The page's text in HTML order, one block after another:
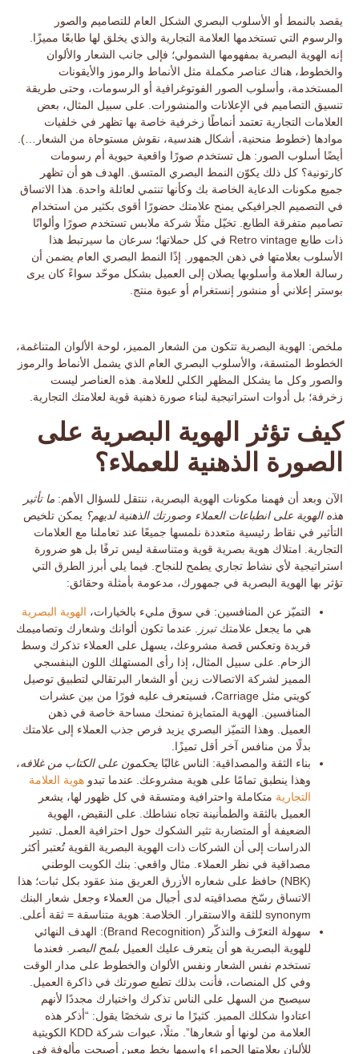
يقصد بالنمط أو الأسلوب البصري الشكل العام للتصاميم والصور
والرسوم التي تستخدمها العلامة التجارية والذي يخلق لها طابعًا مميزًا.
إنه الهوية البصرية بمفهومها الشمولي؛ فإلى جانب الشعار والألوان
والخطوط، هناك عناصر مكملة مثل الأنماط والرموز والأيقونات
المستخدمة، وأسلوب الصور الفوتوغرافية أو الرسومات، وحتى طريقة
تنسيق التصاميم في الإعلانات والمنشورات. على سبيل المثال، بعض
العلامات التجارية تعتمد أنماطًا زخرفية خاصة بها تظهر في خلفيات
موادها (خطوط منحنية، أشكال هندسية، نقوش مستوحاة من الشعار…).
أيضًا أسلوب الصور: هل تستخدم صورًا واقعية حيوية أم رسومات
كارتونية؟ كل ذلك يكوّن النمط البصري المتسق. الهدف هو أن تظهر
جميع مكونات الدعاية الخاصة بك وكأنها تنتمي لعائلة واحدة. هذا الاتساق
في التصميم الجرافيكي يمنح علامتك حضورًا أقوى بكثير من استخدام
تصاميم متفرقة الطابع. تخيّل مثلًا شركة ملابس تستخدم صورًا وألوانًا
ذات طابع Retro vintage في كل حملاتها؛ سرعان ما سيرتبط هذا
الأسلوب بعلامتها في ذهن الجمهور. إذًا النمط البصري العام يضمن أن
رسالة العلامة وأسلوبها يصلان إلى العميل بشكل موحّد سواءً كان يرى
بوستر إعلاني أو منشور إنستغرام أو عبوة منتج.
ملخص: الهوية البصرية تتكون من الشعار المميز، لوحة الألوان المتناغمة،
الخطوط المتسقة، والأسلوب البصري العام الذي يشمل الأنماط والرموز
والصور وكل ما يشكل المظهر الكلي للعلامة. هذه العناصر ليست
زخرفة؛ بل أدوات استراتيجية لبناء صورة ذهنية قوية لعلامتك التجارية.
كيف تؤثر الهوية البصرية على
الصورة الذهنية للعملاء؟
الآن وبعد أن فهمنا مكونات الهوية البصرية، ننتقل للسؤال الأهم: ما تأثير
هذه الهوية على انطباعات العملاء وصورتك الذهنية لديهم؟ يمكن تلخيص
التأثير في نقاط رئيسية متعددة نلمسها جميعًا عند تعاملنا مع العلامات
التجارية. امتلاك هوية بصرية قوية ومتناسقة ليس ترفًا بل هو ضرورة
استراتيجية لأي نشاط تجاري يطمح للنجاح. فيما يلي أبرز الطرق التي
تؤثر بها الهوية البصرية في جمهورك، مدعومة بأمثلة وحقائق:
التميّز عن المنافسين: في سوق مليء بالخيارات، الهوية البصرية
هي ما يجعل علامتكتبرز
. عندما تكون ألوانك وشعارك وتصاميمك
فريدة وتعكس قصة مشروعك، يسهل على العملاء تذكرك وسط
الزحام. على سبيل المثال، إذا رأى المستهلك اللون البنفسجي
المميز لشركة الاتصالات زين أو الشعار البرتقالي لتطبيق توصيل
كويتي مثل Carriage، فسيتعرف عليه فورًا من بين عشرات
المنافسين. الهوية المتمايزة تمنحك مساحة خاصة في ذهن
العميل. وهذا التميّز البصري يزيد فرص جذب العملاء إلى علامتك
بدلًا من منافس آخر أقل تميزًا.
بناء الثقة والمصداقية: الناس غالبًا يحكمون على الكتاب من غلافه،
وهذا ينطبق تمامًا على هوية مشروعك. عندما تبدو هوية العلامة
التجارية متكاملة واحترافية ومتسقة في كل ظهور لها، يشعر
العميل بالثقة والطمأنينة تجاه نشاطك. على النقيض، الهوية
الضعيفة أو المتضاربة تثير الشكوك حول احترافية العمل. تشير
الدراسات إلى أن الشركات ذات الهوية البصرية القوية تُعتبر أكثر
مصداقية في نظر العملاء. مثال واقعي: بنك الكويت الوطني
(NBK) حافظ على شعاره الأزرق العريق منذ عقود بكل ثبات؛ هذا
الاتساق رسّخ مصداقيته لدى أجيال من العملاء وجعل شعار البنك
synonym للثقة والاستقرار.
الخلاصة: هوية متناسقة = ثقة أعلى.
سهولة التعرّف والتذكّر (Brand Recognition):
الهدف النهائي
للهوية البصرية هو أن يتعرف عليك العميل بلمح البصر
. فعندما
تستخدم نفس الشعار ونفس الألوان والخطوط على مدار الوقت
وفي كل المنصات، فأنت بذلك تطبع صورتك في ذاكرة العميل
سيصبح من السهل على الناس تذكرك واختيارك مجددًا لأنهم
اعتادوا شكلك المميز. كثيرًا ما نرى شخصًا يقول: “أذكر هذه
العلامة من لونها أو شعارها”. مثلًا، عبوات شركة KDD الكويتية
للألبان بعلامتها الحمراء واسمها بخط معين أصبحت مألوفة في